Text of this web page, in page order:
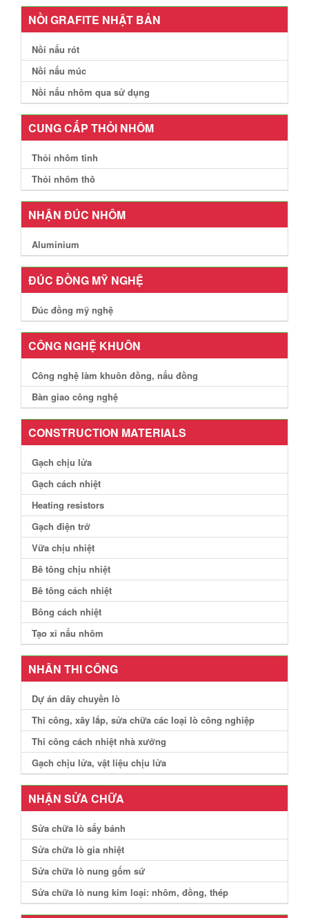
NỒI GRAFITE NHẬT BẢN
Nồi nấu rót
Nồi nấu múc
Nồi nấu nhôm qua sử dụng
CUNG CẤP THỎI NHÔM
Thỏi nhôm tinh
Thỏi nhôm thô
NHẬN ĐÚC NHÔM
Aluminium
ĐÚC ĐỒNG MỸ NGHỆ
Đúc đồng mỹ nghệ
CÔNG NGHỆ KHUÔN
Công nghệ làm khuôn đồng, nấu đồng
Bàn giao công nghệ
CONSTRUCTION MATERIALS
Gạch chịu lửa
Gạch cách nhiệt
Heating resistors
Gạch điện trở
Vữa chịu nhiệt
Bê tông chịu nhiệt
Bê tông cách nhiệt
Bông cách nhiệt
Tạo xỉ nấu nhôm
NHÂN THI CÔNG
Dự án dây chuyền lò
Thi công, xây lắp, sửa chữa các loại lò công nghiệp
Thi công cách nhiệt nhà xưởng
Gạch chịu lửa, vật liệu chịu lửa
NHẬN SỬA CHỮA
Sửa chữa lò sấy bánh
Sửa chữa lò gia nhiệt
Sửa chữa lò nung gốm sứ
Sửa chữa lò nung kim loại: nhôm, đồng, thép